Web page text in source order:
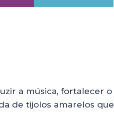
a música, fortalecer o
de tijolos amarelos que